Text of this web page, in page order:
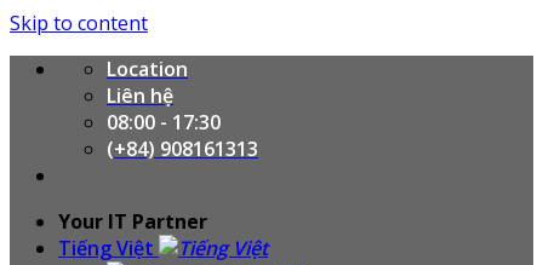
Skip to content
Location
Liên hệ
08:00 - 17:30
(+84) 908161313
Your IT Partner
Tiếng Việt